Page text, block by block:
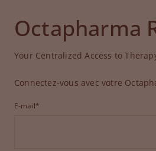
Octapharma
Your Centralized Access to
Connectez-vous avec votre
E-mail*